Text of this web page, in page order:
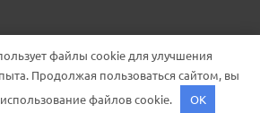
от ThemeZee.
файлы cookie для улучшения
Продолжая пользоваться сайтом, вы
использование файлов cookie.
OK